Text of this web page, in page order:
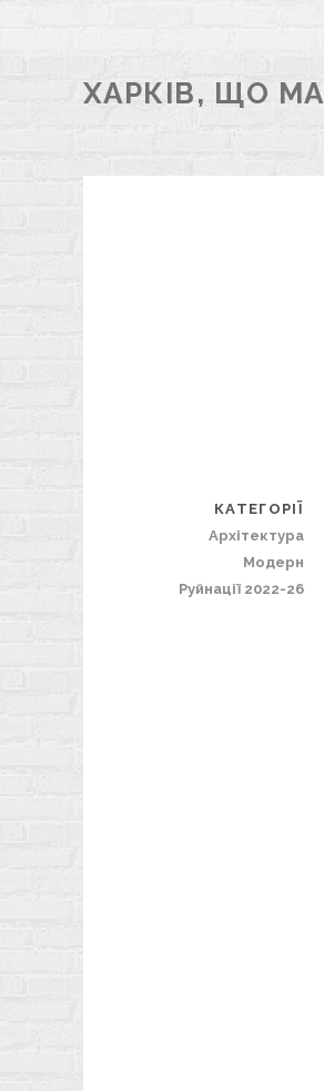
ХАРКІВ, ЩО
КАТЕГОРІЇ
Архітектура
Модерн
Руйнації 2022-26